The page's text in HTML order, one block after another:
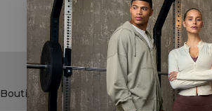
Boutique